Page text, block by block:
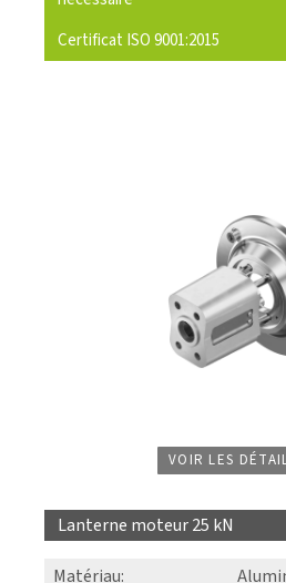
Certificat ISO 9001:2015
VOIR LES
Lanterne moteur 25 kN
Matériau: